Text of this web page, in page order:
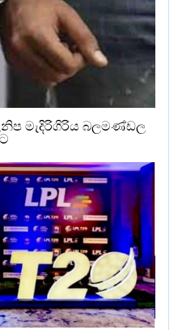
මැදිරිගිරිය බලමණ්ඩල